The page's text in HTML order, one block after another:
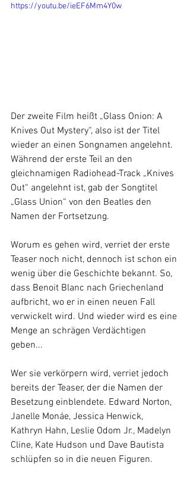
https://youtu.be/ieEF6Mm4Y0w
Der zweite Film heißt „Glass Onion: A
Knives Out Mystery“, also ist der Titel
wieder an einen Songnamen angelehnt.
Während der erste Teil an den
gleichnamigen Radiohead-Track „Knives
Out“ angelehnt ist, gab der Songtitel
„Glass Union“ von den Beatles den
Namen der Fortsetzung.
Worum es gehen wird, verriet der erste
Teaser noch nicht, dennoch ist schon ein
wenig über die Geschichte bekannt. So,
dass Benoit Blanc nach Griechenland
aufbricht, wo er in einen neuen Fall
verwickelt wird. Und wieder wird es eine
Menge an schrägen Verdächtigen
geben...
Wer sie verkörpern wird, verriet jedoch
bereits der Teaser, der die Namen der
Besetzung einblendete. Edward Norton,
Janelle Monáe, Jessica Henwick,
Kathryn Hahn, Leslie Odom Jr., Madelyn
Cline, Kate Hudson und Dave Bautista
schlüpfen so in die neuen Figuren.